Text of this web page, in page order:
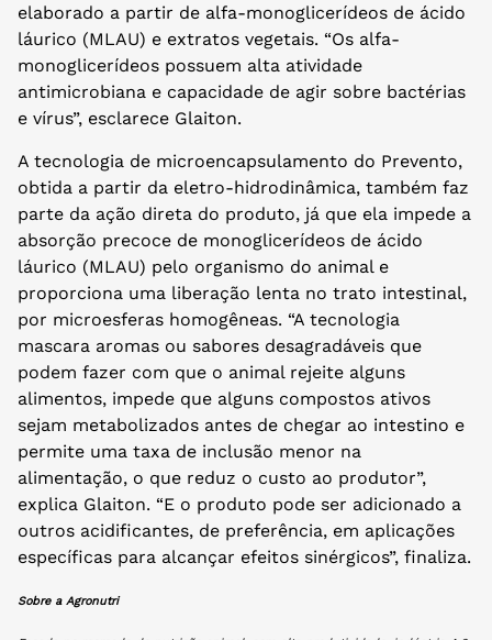
elaborado a partir de alfa-monoglicerídeos de ácido
láurico (MLAU) e extratos vegetais. “Os alfa-
monoglicerídeos possuem alta atividade
antimicrobiana e capacidade de agir sobre bactérias
e vírus”, esclarece Glaiton.
A tecnologia de microencapsulamento do Prevento,
obtida a partir da eletro-hidrodinâmica, também faz
parte da ação direta do produto, já que ela impede a
absorção precoce de monoglicerídeos de ácido
láurico (MLAU) pelo organismo do animal e
proporciona uma liberação lenta no trato intestinal,
por microesferas homogêneas. “A tecnologia
mascara aromas ou sabores desagradáveis que
podem fazer com que o animal rejeite alguns
alimentos, impede que alguns compostos ativos
sejam metabolizados antes de chegar ao intestino e
permite uma taxa de inclusão menor na
alimentação, o que reduz o custo ao produtor”,
explica Glaiton. “E o produto pode ser adicionado a
outros acidificantes, de preferência, em aplicações
específicas para alcançar efeitos sinérgicos”, finaliza.
Sobre a Agronutri